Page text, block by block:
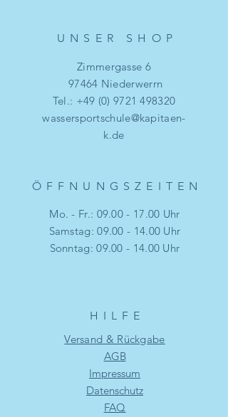
UNSER SHO P
Zimmergasse 6
97464 Niederwerrn
Tel.: +49 (0) 9721 498320
wassersportschule@kapitaen-
k.de
ÖFFNUNGSZEITE N
Mo. - Fr.: 09.00 - 17.00 Uhr
​​Samstag: 09.00 - 14.00 Uhr
​Sonntag: 09.00 - 14.00 Uhr
HILF E
Versand & Rückgabe
AGB
Impressum
Datenschutz
FAQ